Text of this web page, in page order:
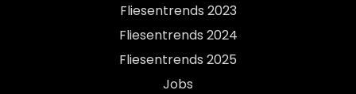
Fliesentrends 2023
Fliesentrends 2024
Fliesentrends 2025
Jobs